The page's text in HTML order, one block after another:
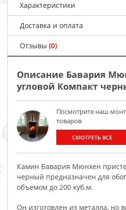
Характеристики
Доставка и оплата
Отзывы (0)
Описание Бавария
угловой Компакт
Посмотрите наш
товаров
СМОТРЕТЬ ВСЕ
Камин Бавария Мюнхен
черный предназначен для
объемом до 200 куб.м.
Он изготовлен из металла, но